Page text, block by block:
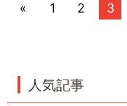
« 1 2 3
人気記事